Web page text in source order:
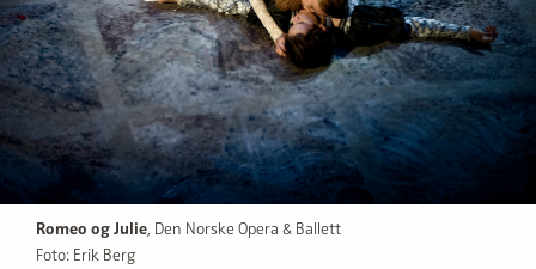
Romeo og Julie, Den Norske Opera & Ballett
Foto: Erik Berg